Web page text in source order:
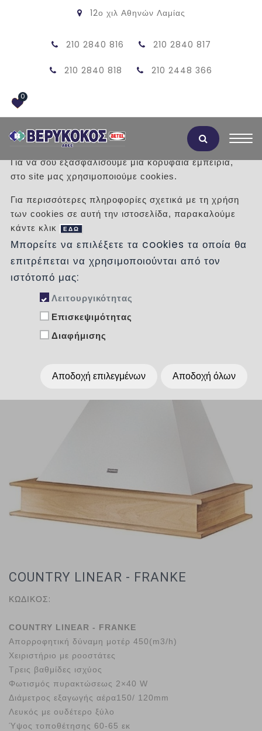
12ο χιλ Αθηνών Λαμίας
210 2840 816 210 2840 817
210 2840 818 210 2448 366
0
/ Προϊόντα /
ΚΟΥΖΙΝΑ
ΗΛΕΚΤΡΙΚΕΣ ΣΥΣΚΕΥΕΣ
COUNTRY LINEAR - FRANKE
ΚΩΔΙΚΟΣ:
COUNTRY LINEAR - FRANKE
Απορροφητική δύναμη μοτέρ 450(m3/h)
Χειριστήριο με ροοστάτες
Τρεις βαθμίδες ισχύος
Φωτισμός πυρακτώσεως 2×40 W
Διάμετρος εξαγωγής αέρα150/ 120mm
Λευκός με ουδέτερο ξύλο
Ύψος τοποθέτησης 60-65 εκ
Αποδοχή Cookies
Για να σου εξασφαλίσουμε μια κορυφαία εμπειρία,
στο site μας χρησιμοποιούμε cookies.
Για περισσότερες πληροφορίες σχετικά με τη χρήση
των cookies σε αυτή την ιστοσελίδα, παρακαλούμε
κάντε κλικ
ΕΔΩ
Μπορείτε να επιλέξετε τα cookies τα οποία θα
επιτρέπεται να χρησιμοποιούνται από τον
ιστότοπό μας:
Λειτουργικότητας
Επισκεψιμότητας
Διαφήμισης
Αποδοχή επιλεγμένων Αποδοχή όλων